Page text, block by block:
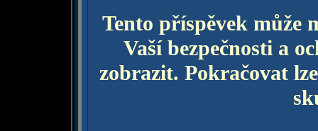
Tento příspěvek může
Vaší bezpečnosti a
zobrazit. Pokračovat